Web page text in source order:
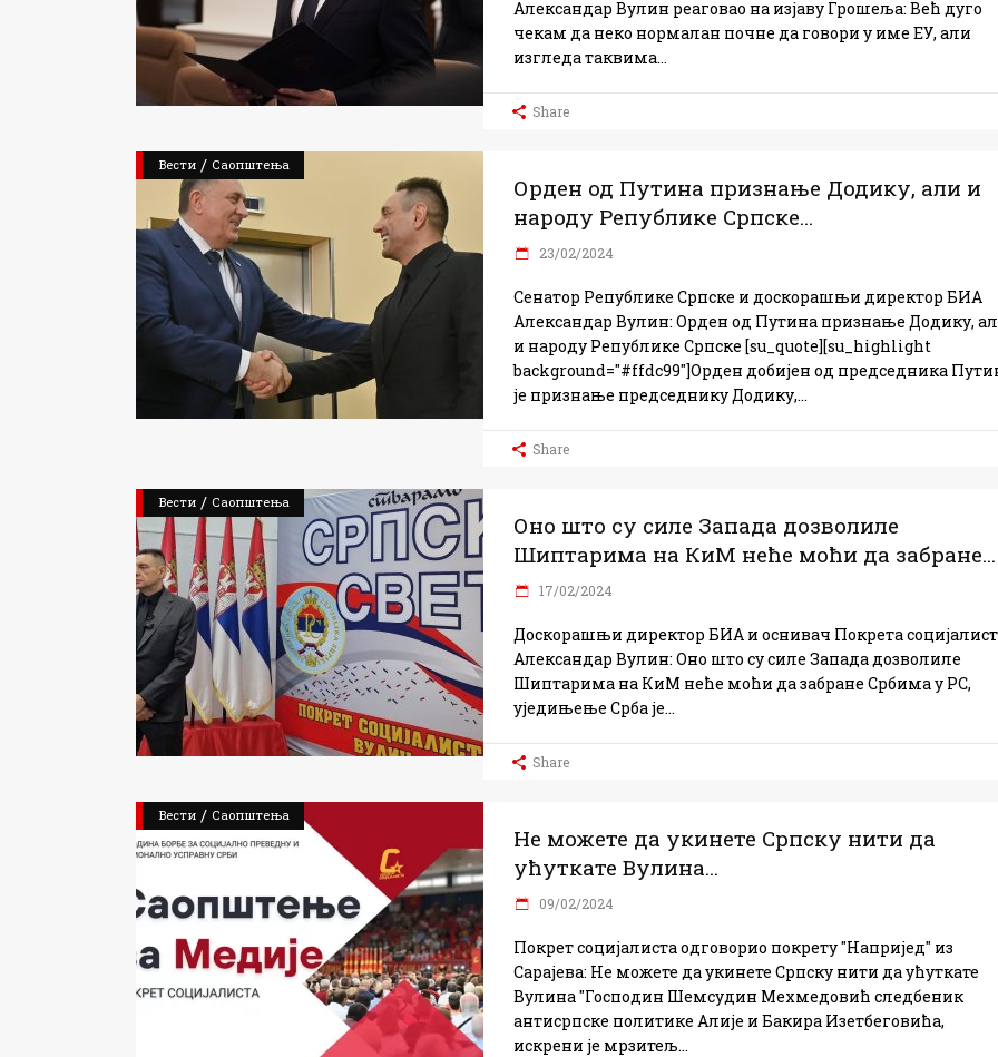
Александар Вулин реаговао на изјаву Грошеља: Већ дуго
чекам да неко нормалан почне да говори у име ЕУ, али
изгледа таквима
Share
Вести / Саопштења
Орден од Путина признање Додику, али и
народу Републике Српске...
23/02/2024
Сенатор Републике Српске и доскорашњи директор БИА
Александар Вулин: Орден од Путина признање Додику,
и народу Републике Српске [su_quote][su_highlight
background="#ffdc99"]Орден добијен од председника
је признање председнику Додику,
Share
Вести / Саопштења
Оно што су силе Запада дозволиле
Шиптарима на КиМ неће моћи да забране...
17/02/2024
Доскорашњи директор БИА и оснивач Покрета
Александар Вулин: Оно што су силе Запада дозволиле
Шиптарима на КиМ неће моћи да забране Србима у РС,
уједињење Срба је
Share
Вести / Саопштења
Не можете да укинете Српску нити да
ућуткате Вулина...
09/02/2024
Покрет социјалиста одговорио покрету "Напријед" из
Сарајева: Не можете да укинете Српску нити да ућуткате
Вулина "Господин Шемсудин Мехмедовић следбеник
антисрпске политике Алије и Бакира Изетбеговића,
искрени је мрзитељ